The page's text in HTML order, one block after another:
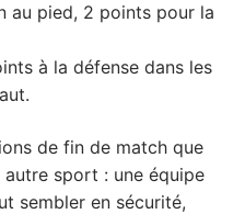
au pied, 2 points pour la
à la défense dans les
de fin de match que
autre sport : une équipe
sembler en sécurité,